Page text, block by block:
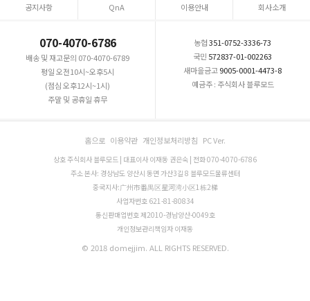
공지사항 QnA 이용안내 회사소개
070-4070-6786
배송 및 재고문의 070-4070-6789
평일 오전10시~오후5시
(점심 오후12시~1시)
주말 및 공휴일 휴무
농협351-0752-3336-73
국민 572837-01-002263
새마을금고9005-0001-4473-8
예금주 : 주식회사 블루모드
홈으로 이용약관 개인정보처리방침 PC Ver.
상호 주식회사 블루모드 | 대표이사 이재동 권은숙 | 전화 070-4070-6786
주소 본사: 경상남도 양산시 동면 가산3길 8 블루모드물류센터
중국지사:广州市番禺区星河湾小区1栋2梯
사업자번호 621-81-80834
통신판매업번호 제2010-경남양산-0049호
개인정보관리책임자 이재동
© 2018 domejjim. ALL RIGHTS RESERVED.